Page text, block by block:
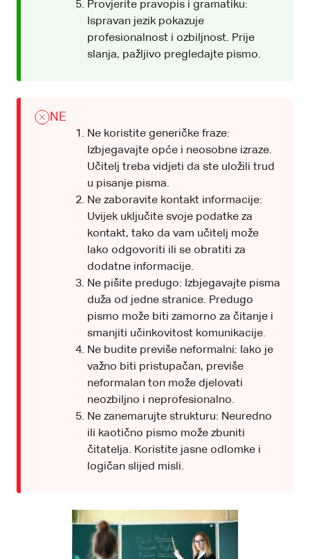
Provjerite pravopis i gramatiku:
Ispravan jezik pokazuje
profesionalnost i ozbiljnost. Prije
slanja, pažljivo pregledajte pismo.
NE
Ne koristite generičke fraze:
Izbjegavajte opće i neosobne izraze.
Učitelj treba vidjeti da ste uložili trud
u pisanje pisma.
Ne zaboravite kontakt informacije:
Uvijek uključite svoje podatke za
kontakt, tako da vam učitelj može
lako odgovoriti ili se obratiti za
dodatne informacije.
Ne pišite predugo: Izbjegavajte pisma
duža od jedne stranice. Predugo
pismo može biti zamorno za čitanje i
smanjiti učinkovitost komunikacije.
Ne budite previše neformalni: Iako je
važno biti pristupačan, previše
neformalan ton može djelovati
neozbiljno i neprofesionalno.
Ne zanemarujte strukturu: Neuredno
ili kaotično pismo može zbuniti
čitatelja. Koristite jasne odlomke i
logičan slijed misli.